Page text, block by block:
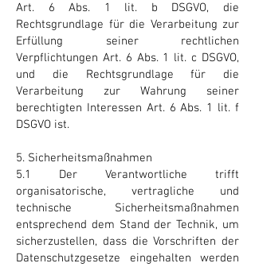
Art. 6 Abs. 1 lit. b DSGVO, die
Rechtsgrundlage für die Verarbeitung zur
Erfüllung seiner rechtlichen
Verpflichtungen Art. 6 Abs. 1 lit. c DSGVO,
und die Rechtsgrundlage für die
Verarbeitung zur Wahrung seiner
berechtigten Interessen Art. 6 Abs. 1 lit. f
DSGVO ist.
5. Sicherheitsmaßnahmen
5.1 Der Verantwortliche trifft
organisatorische, vertragliche und
technische Sicherheitsmaßnahmen
entsprechend dem Stand der Technik, um
sicherzustellen, dass die Vorschriften der
Datenschutzgesetze eingehalten werden